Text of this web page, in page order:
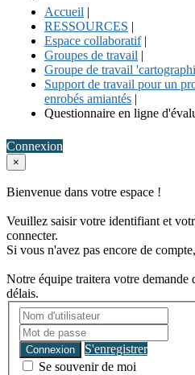
Accueil |
RESSOURCES |
Espace collaboratif |
Groupes de travail |
Groupe de travail
Support de travail pour un
enrobés amiantés |
Questionnaire en ligne
Connexion
×
Bienvenue dans votre espace !
Veuillez saisir votre identifiant et
connecter.
Si vous n'avez pas encore de
Notre équipe traitera votre
délais.
Connexion
S'enregistrer
Se souvenir de moi